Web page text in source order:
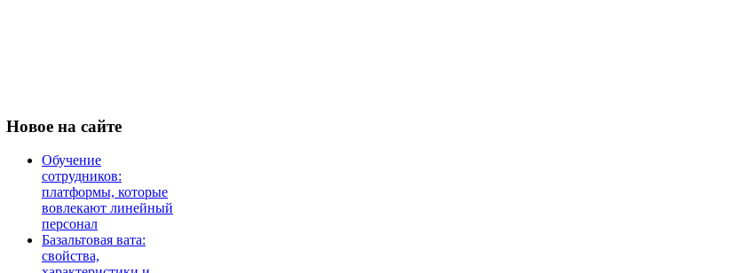
Новое на сайте
Обучение
сотрудников:
платформы, которые
вовлекают линейный
персонал
Базальтовая вата:
свойства,